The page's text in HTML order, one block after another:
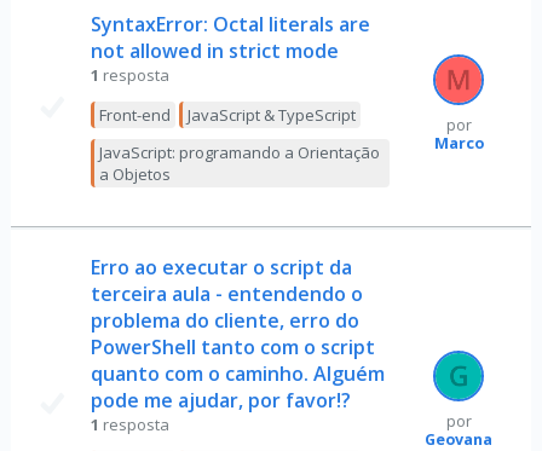
SyntaxError: Octal literals are
not allowed in strict mode
1 resposta
Front-end
JavaScript & TypeScript
JavaScript: programando a Orientação
a Objetos
por
Marco
Erro ao executar o script da
terceira aula - entendendo o
problema do cliente, erro do
PowerShell tanto com o script
quanto com o caminho. Alguém
pode me ajudar, por favor!?
1 resposta
por
Geovana